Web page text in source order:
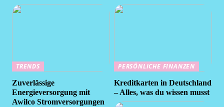
TRENDS
Zuverlässige
Energieversorgung mit
Awilco Stromversorgungen
PERSÖNLICHE FINANZEN
Kreditkarten in Deutschland
– Alles, was du wissen musst